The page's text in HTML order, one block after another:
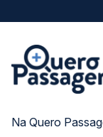
Na Quero